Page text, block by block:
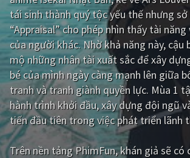
Giật gân Gia đình
Bí ẩn Lịch sử
Viễn Tây Tiểu sử
GameShow DramaTV
QUỐC GIA
Âu - Mỹ Trung Quốc
tái sinh thành quý tộc yếu thế nhưng
“Appraisal” cho phép nhìn thấy tài
của người khác. Nhờ khả năng này, cậu
mộ những nhân tài xuất sắc để xây
bé của mình ngày càng mạnh lên giữa
tranh và tranh giành quyền lực. Mùa 1
hành trình khởi đầu, xây dựng đội ngũ
tiến đầu tiên trong việc phát triển lãnh
Trên nền tảngPhimFun, khán giả sẽ